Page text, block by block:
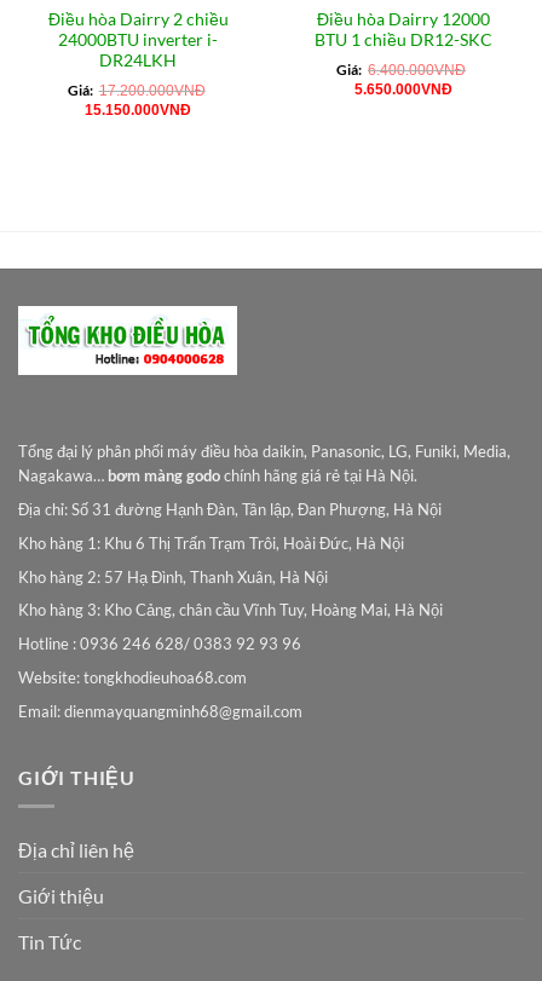
Điều hòa Dairry 2 chiều
24000BTU inverter i-
DR24LKH
Giá: 17.200.000VNĐ
Giá
15.150.000VNĐGiá
Điều hòa Dairry 12000
BTU 1 chiều DR12-SKC
Giá: 6.400.000VNĐ
Giá
5.650.000VNĐGiá
Tổng đại lý phân phối máy điều hòa daikin, Panasonic, LG, Funiki, Media,
Nagakawa… bơm màng godochính hãng giá rẻ tại Hà Nội.
Địa chỉ: Số 31 đường Hạnh Đàn, Tân lập, Đan Phượng, Hà Nội
Kho hàng 1: Khu 6 Thị Trấn Trạm Trôi, Hoài Đức, Hà Nội
Kho hàng 2: 57 Hạ Đình, Thanh Xuân, Hà Nội
Kho hàng 3: Kho Cảng, chân cầu Vĩnh Tuy, Hoàng Mai, Hà Nội
Hotline : 0936 246 628/ 0383 92 93 96
Website: tongkhodieuhoa68.com
Email:dienmayquangminh68@gmail.com
GIỚI THIỆU
Địa chỉ liên hệ
Giới thiệu
Tin Tức